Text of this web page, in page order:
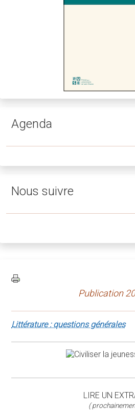
Publication
Littérature : questions générales
LIRE UN
(
Agenda
Nous suivre